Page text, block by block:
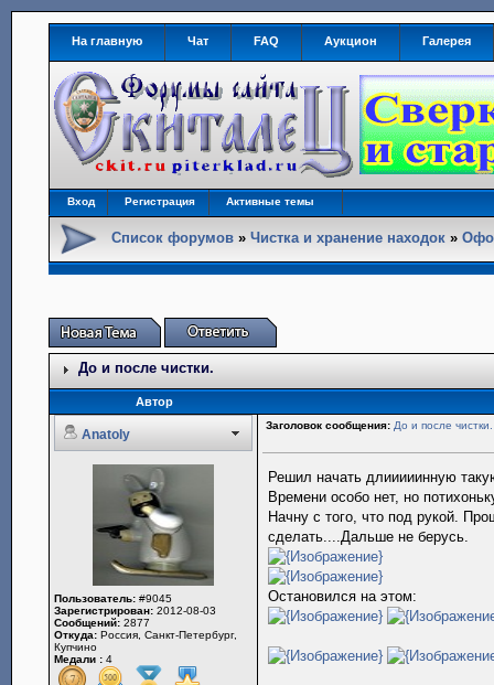
На главную Чат FAQ Аукцион Галерея
Вход Регистрация Активные темы
Список форумов »Чистка и хранение находок »
До и после чистки.
Автор
Anatoly
Заголовок сообщения: До и после чистки.
Пользователь: #9045
Зарегистрирован: 2012-08-03
Сообщений: 2877
Откуда: Россия, Санкт-Петербург,
Купчино
Медали : 4
Решил начать длииииинную
Времени особо нет, но
Начну с того, что под рукой.
сделать....Дальше не берусь.
Остановился на этом: